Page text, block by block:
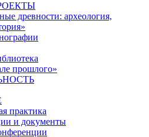
древности: археология,
прошлого»
практика
и документы